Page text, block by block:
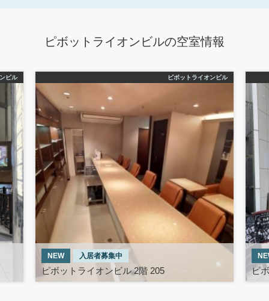
ピボットライオンビルの空室情報
ビル ピボットライオンビル
NEW 入居者募集中
ピボットライオンビル 2階 205 ピ